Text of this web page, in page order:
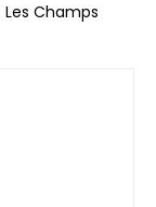
Les Champs